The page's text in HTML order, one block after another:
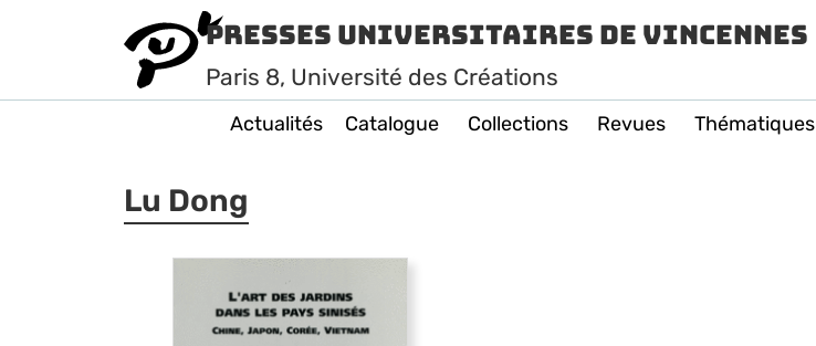
Presses Universitaires de Vincennes
Paris 8, Université des Créations
Actualités Catalogue Collections Revues Thématiques
Lu Dong